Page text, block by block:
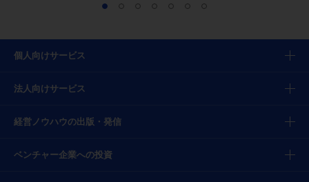
個人向けサービス
法人向けサービス
経営ノウハウの出版・発信
ベンチャー企業への投資